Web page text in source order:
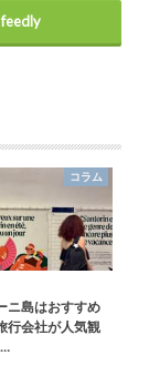
feedly
コラム
ニ島はおすすめ
行会社が人気観
…